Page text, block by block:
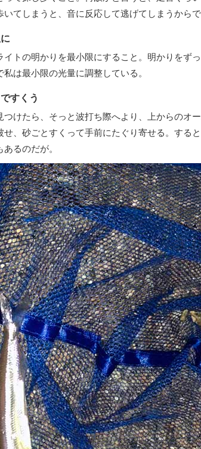
てしまうと、音に反応して逃げてしまうからで
イトの明かりを最小限にすること。明かりをず
は最小限の光量に調整している。
すくう
つけたら、そっと波打ち際へより、上からのオ
せ、砂ごとすくって手前にたぐり寄せる。する
るのだが。